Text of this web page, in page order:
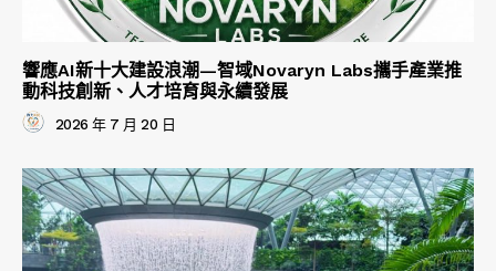
響應AI新十大建設浪潮—智域Novaryn Labs攜手產業推
動科技創新、人才培育與永續發展
2026 年 7 月 20 日